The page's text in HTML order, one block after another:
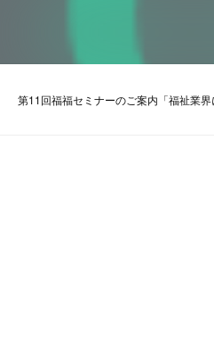
第11回福福セミナーのご案内「福祉業